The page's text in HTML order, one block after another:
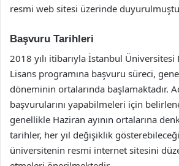
resmi web sitesi üzerinde
Başvuru Tarihleri
2018 yılı itibarıyla İstanbul Üniversitesi
Lisans programına başvuru süreci,
döneminin ortalarında başlamaktadır.
başvurularını yapabilmeleri için
genellikle Haziran ayının ortalarına
tarihler, her yıl değişiklik
üniversitenin resmi internet sitesini